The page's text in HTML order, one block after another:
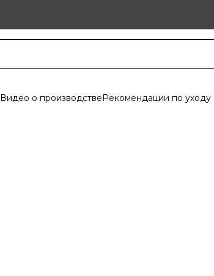
Видео о производствеРекомендации по уходу